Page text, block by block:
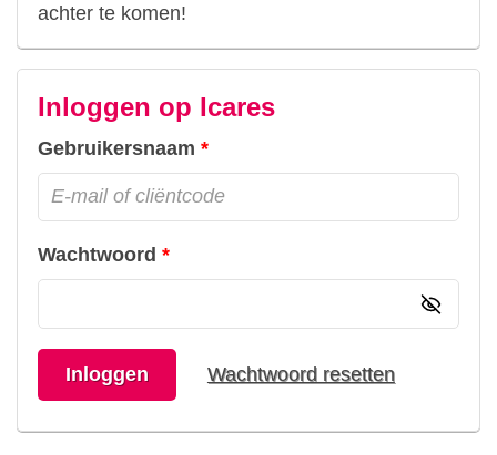
achter te komen!
Inloggen op Icares
Gebruikersnaam
Wachtwoord
Inloggen Wachtwoord resetten